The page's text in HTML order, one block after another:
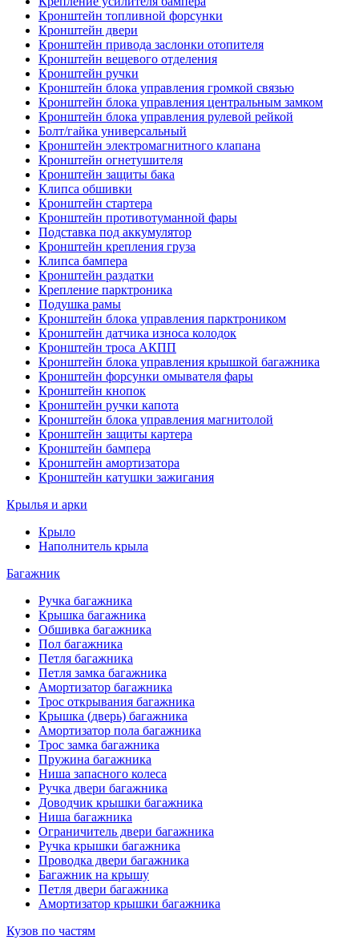
Кронштейн топливной форсунки
Кронштейн двери
Кронштейн привода заслонки отопителя
Кронштейн вещевого отделения
Кронштейн ручки
Кронштейн блока управления громкой связью
Кронштейн блока управления центральным замком
Кронштейн блока управления рулевой рейкой
Болт/гайка универсальный
Кронштейн электромагнитного клапана
Кронштейн огнетушителя
Кронштейн защиты бака
Клипса обшивки
Кронштейн стартера
Кронштейн противотуманной фары
Подставка под аккумулятор
Кронштейн крепления груза
Клипса бампера
Кронштейн раздатки
Крепление парктроника
Подушка рамы
Кронштейн блока управления парктроником
Кронштейн датчика износа колодок
Кронштейн троса АКПП
Кронштейн блока управления крышкой багажника
Кронштейн форсунки омывателя фары
Кронштейн кнопок
Кронштейн ручки капота
Кронштейн блока управления магнитолой
Кронштейн защиты картера
Кронштейн бампера
Кронштейн амортизатора
Кронштейн катушки зажигания
Крылья и арки
Крыло
Наполнитель крыла
Багажник
Ручка багажника
Крышка багажника
Обшивка багажника
Пол багажника
Петля багажника
Петля замка багажника
Амортизатор багажника
Трос открывания багажника
Крышка (дверь) багажника
Амортизатор пола багажника
Трос замка багажника
Пружина багажника
Ниша запасного колеса
Ручка двери багажника
Доводчик крышки багажника
Ниша багажника
Ограничитель двери багажника
Ручка крышки багажника
Проводка двери багажника
Багажник на крышу
Петля двери багажника
Амортизатор крышки багажника
Кузов по частям